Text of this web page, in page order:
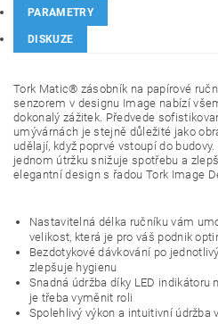
PARAMETRY
DISKUZE
Tork Matic® zásobník na papírové
senzorem v designu Image nabízí
dokonalý zážitek. Předvede
umývárnách je stejně důležité jako
udělají, když poprvé vstoupí do
jednom útržku snižuje spotřebu a
elegantní design s řadou Tork Image
Nastavitelná délka ručníku vám
velikost, která je pro váš podnik
Bezdotykové dávkování po
zlepšuje hygienu
Snadná údržba díky LED indikátoru
je třeba vyměnit roli
Spolehlivý výkon a intuitivní údržba